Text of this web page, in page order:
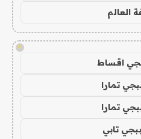
العالم
!
اقساط
تمارا
تمارا
تابي